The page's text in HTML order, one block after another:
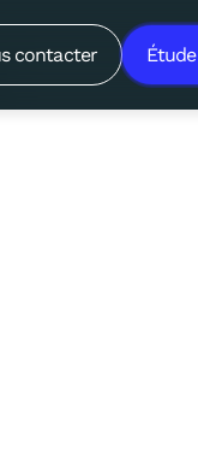
contacter
?